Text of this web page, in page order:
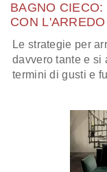
BAGNO
CON L'ARREDO
Le strategie per
davvero tante e si
termini di gusti e